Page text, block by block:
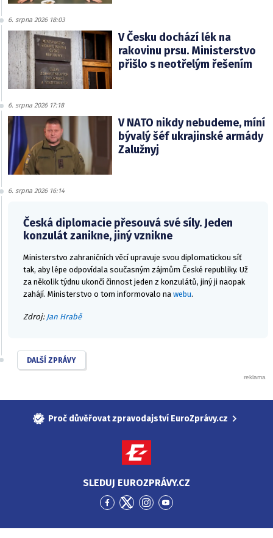
6. srpna 2026 18:03
V Česku dochází lék na
rakovinu prsu. Ministerstvo
přišlo s neotřelým řešením
6. srpna 2026 17:18
V NATO nikdy nebudeme, míní
bývalý šéf ukrajinské armády
Zalužnyj
6. srpna 2026 16:14
Česká diplomacie přesouvá své síly. Jeden
konzulát zanikne, jiný vznikne
Ministerstvo zahraničních věcí upravuje svou diplomatickou síť
tak, aby lépe odpovídala současným zájmům České republiky. Už
za několik týdnu ukončí činnost jeden z konzulátů, jiný ji naopak
zahájí. Ministerstvo o tom informovalo na webu.
Zdroj: Jan Hrabě
DALŠÍ ZPRÁVY
Proč důvěřovat zpravodajství EuroZprávy.cz
SLEDUJ EUROZPRÁVY.CZ
Přejít
Facebook
Přejít
Twitter
Přejít
Instagram
Přejít
YouTube